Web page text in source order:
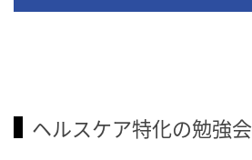
ヘルスケア特化の勉強会